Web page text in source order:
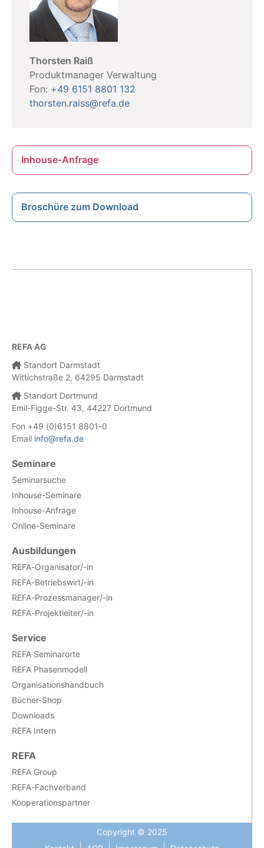
Thorsten Raiß
Produktmanager Verwaltung
Fon: +49 6151 8801 132
thorsten.raiss@refa.de
Inhouse-Anfrage
Broschüre zum Download
REFA AG
Standort Darmstadt
Wittichstraße 2, 64295 Darmstadt
Standort Dortmund
Emil-Figge-Str. 43, 44227 Dortmund
Fon +49 (0)6151 8801-0
Email info@refa.de
Seminare
Seminarsuche
Inhouse-Seminare
Inhouse-Anfrage
Online-Seminare
Ausbildungen
REFA-Organisator/-in
REFA-Betriebswirt/-in
REFA-Prozessmanager/-in
REFA-Projektleiter/-in
Service
REFA Seminarorte
REFA Phasenmodell
Organisationshandbuch
Bücher-Shop
Downloads
REFA Intern
REFA
REFA Group
REFA-Fachverband
Kooperationspartner
Copyright © 2025